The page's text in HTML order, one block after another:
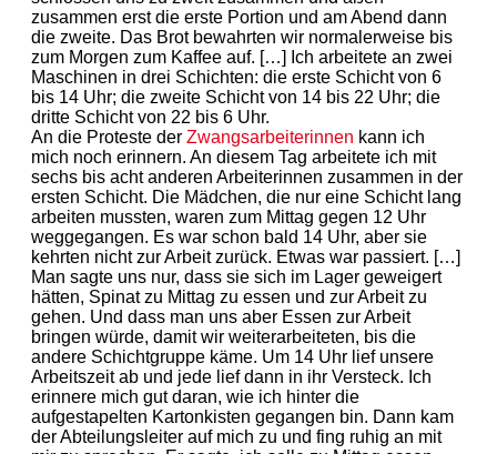
zusammen erst die erste Portion und am Abend dann
die zweite. Das Brot bewahrten wir normalerweise bis
zum Morgen zum Kaffee auf. […] Ich arbeitete an zwei
Maschinen in drei Schichten: die erste Schicht von 6
bis 14 Uhr; die zweite Schicht von 14 bis 22 Uhr; die
dritte Schicht von 22 bis 6 Uhr.
An die Proteste der Zwangsarbeiterinnen kann ich
mich noch erinnern. An diesem Tag arbeitete ich mit
sechs bis acht anderen Arbeiterinnen zusammen in der
ersten Schicht. Die Mädchen, die nur eine Schicht lang
arbeiten mussten, waren zum Mittag gegen 12 Uhr
weggegangen. Es war schon bald 14 Uhr, aber sie
kehrten nicht zur Arbeit zurück. Etwas war passiert. […]
Man sagte uns nur, dass sie sich im Lager geweigert
hätten, Spinat zu Mittag zu essen und zur Arbeit zu
gehen. Und dass man uns aber Essen zur Arbeit
bringen würde, damit wir weiterarbeiteten, bis die
andere Schichtgruppe käme. Um 14 Uhr lief unsere
Arbeitszeit ab und jede lief dann in ihr Versteck. Ich
erinnere mich gut daran, wie ich hinter die
aufgestapelten Kartonkisten gegangen bin. Dann kam
der Abteilungsleiter auf mich zu und fing ruhig an mit